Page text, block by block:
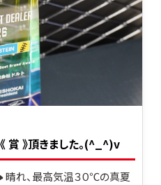
賞 》頂きました。(^_^)v
れ、最高気温３０℃の真夏